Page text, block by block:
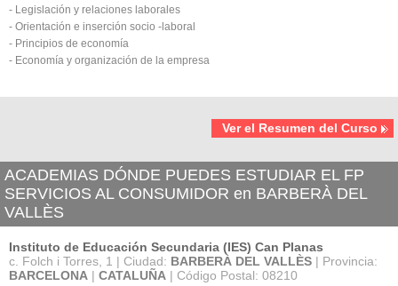
- Legislación y relaciones laborales
- Orientación e inserción socio -laboral
- Principios de economía
- Economía y organización de la empresa
Ver el Resumen del Curso
ACADEMIAS DÓNDE PUEDES ESTUDIAR EL FP
SERVICIOS AL CONSUMIDOR en BARBERÀ DEL
VALLÈS
Instituto de Educación Secundaria (IES) Can Planas
c. Folch i Torres, 1 | Ciudad: BARBERÀ DEL VALLÈS | Provincia:
BARCELONA | CATALUÑA | Código Postal: 08210